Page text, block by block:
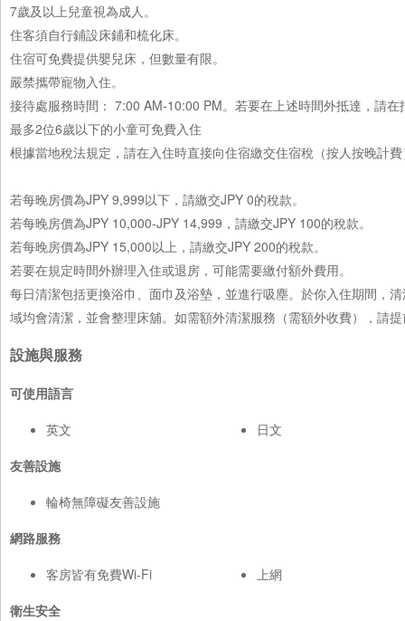
7歲及以上兒童視為成人。
住客須自行鋪設床鋪和梳化床。
住宿可免費提供嬰兒床，但數量有限。
嚴禁攜帶寵物入住。
接待處服務時間： 7:00 AM-10:00 PM。若要在上述時間外抵達，請
最多2位6歲以下的小童可免費入住
根據當地稅法規定，請在入住時直接向住宿繳交住宿稅（按人按晚計
若每晚房價為JPY 9,999以下，請繳交JPY 0的稅款。
若每晚房價為JPY 10,000-JPY 14,999，請繳交JPY 100的稅款。
若每晚房價為JPY 15,000以上，請繳交JPY 200的稅款。
若要在規定時間外辦理入住或退房，可能需要繳付額外費用。
每日清潔包括更換浴巾、面巾及浴墊，並進行吸塵。於你入住期間，
域均會清潔，並會整理床舖。如需額外清潔服務（需額外收費），請
設施與服務
可使用語言
英文
日文
友善設施
輪椅無障礙友善設施
網路服務
客房皆有免費Wi-Fi
上網
衛生安全